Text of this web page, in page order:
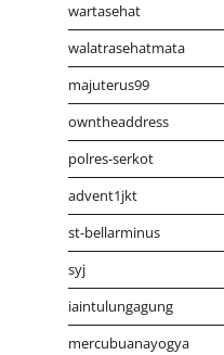
wartasehat
walatrasehatmata
majuterus99
owntheaddress
polres-serkot
advent1jkt
st-bellarminus
syj
iaintulungagung
mercubuanayogya